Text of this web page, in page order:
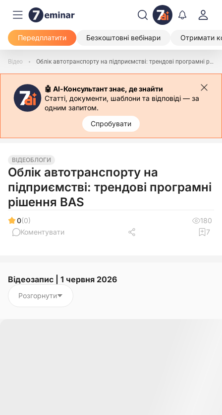
Передплатити Безкоштовні вебінари Отримати
Відео Облік автотранспорту на підприємстві: трендові програмні рішення BAS
🤖 АІ-Консультант знає, де знайти
Статті, документи, шаблони та відповіді — за
одним запитом.
Спробувати
ВІДЕОБЛОГИ
Облік автотранспорту на
підприємстві: трендові програмні
рішення BAS
0(0)
180
Коментувати
7
Відеозапис | 1 червня 2026
Розгорнути